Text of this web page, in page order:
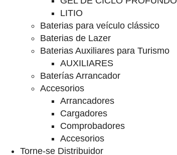
LITIO
Baterias para veículo clássico
Baterias de Lazer
Baterias Auxiliares para Turismo
AUXILIARES
Baterías Arrancador
Accesorios
Arrancadores
Cargadores
Comprobadores
Accesorios
Torne-se Distribuidor